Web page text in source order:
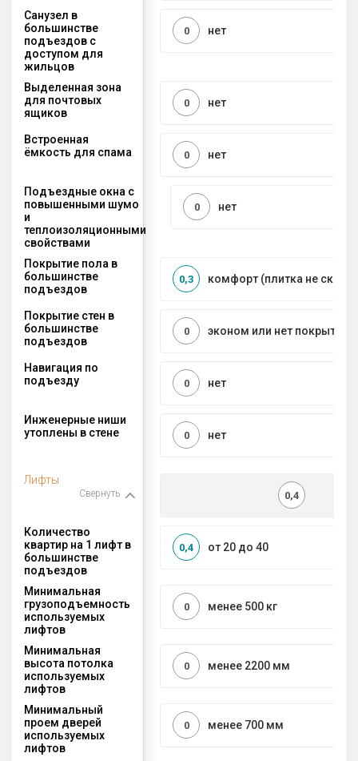
Санузел в
большинстве
подъездов с
доступом для
жильцов
нет
0
Выделенная зона
для почтовых
ящиков
нет
0
Встроенная
ёмкость для спама
нет
0
Подъездные окна с
повышенными шумо
и
теплоизоляционными
свойствами
нет
0
Покрытие пола в
большинстве
подъездов
комфорт (плитка не
0,3
Покрытие стен в
большинстве
подъездов
эконом или нет покрытия
0
Навигация по
подъезду
нет
0
Инженерные ниши
утоплены в стене
нет
0
Лифты
Свернуть 0,4
Количество
квартир на 1 лифт в
большинстве
подъездов
от 20 до 40
0,4
Минимальная
грузоподъемность
используемых
лифтов
менее 500 кг
0
Минимальная
высота потолка
используемых
лифтов
менее 2200 мм
0
Минимальный
проем дверей
используемых
лифтов
менее 700 мм
0